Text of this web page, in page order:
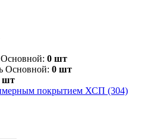
Основной: 0 шт
Основной: 0 шт
шт
покрытием ХСП (304)